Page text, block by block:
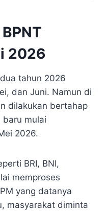
2026
tahun 2026
dan Juni. Namun di
dilakukan bertahap
baru mulai
2026.
BRI, BNI,
memproses
yang datanya
masyarakat diminta